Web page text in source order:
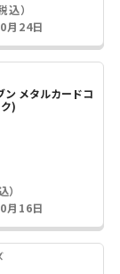
）
月24日
ン メタルカードコ
)
月16日